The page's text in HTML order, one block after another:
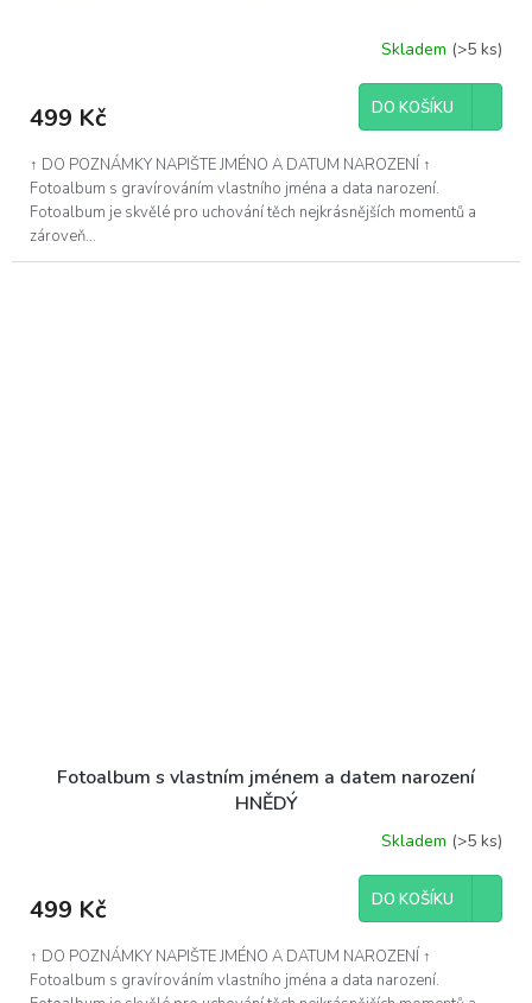
Skladem (>5 ks)
499 Kč DO KOŠÍKU
↑ DO POZNÁMKY NAPIŠTE JMÉNO A DATUM NAROZENÍ ↑
Fotoalbum s gravírováním vlastního jména a data narození.
Fotoalbum je skvělé pro uchování těch nejkrásnějších momentů a
zároveň...
Fotoalbum s vlastním jménem a datem narození
HNĚDÝ
je
z
5
Skladem (>5 ks)
499 Kč DO KOŠÍKU
↑ DO POZNÁMKY NAPIŠTE JMÉNO A DATUM NAROZENÍ ↑
Fotoalbum s gravírováním vlastního jména a data narození.